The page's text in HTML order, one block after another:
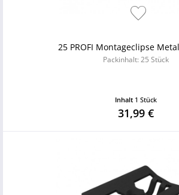
25 PROFI Montageclipse
Packinhalt: 25 Stück
Inhalt 1 Stück
31,99 €